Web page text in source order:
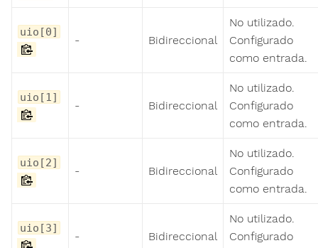
uio[0]
- Bidireccional
No utilizado.
Configurado
como entrada.
uio[1]
- Bidireccional
No utilizado.
Configurado
como entrada.
uio[2]
- Bidireccional
No utilizado.
Configurado
como entrada.
uio[3]
- Bidireccional
No utilizado.
Configurado